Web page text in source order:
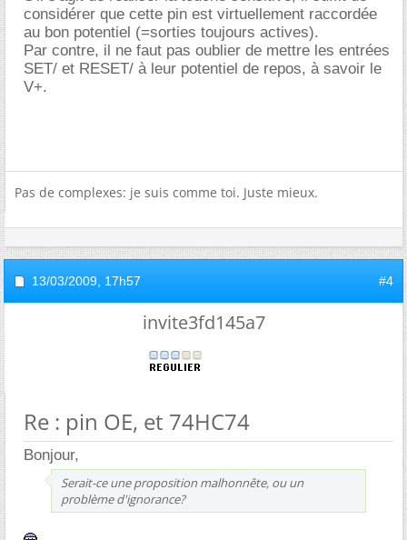
considérer que cette pin est virtuellement raccordée
au bon potentiel (=sorties toujours actives).
Par contre, il ne faut pas oublier de mettre les entrées
SET/ et RESET/ à leur potentiel de repos, à savoir le
V+.
Pas de complexes: je suis comme toi. Juste mieux.
13/03/2009, 17h57 #4
invite3fd145a7
Re : pin OE, et 74HC74
Bonjour,
Serait-ce une proposition malhonnête, ou un
problème d'ignorance?